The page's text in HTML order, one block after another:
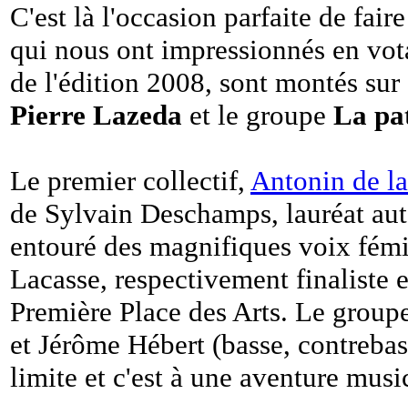
C'est là l'occasion parfaite de
qui nous ont impressionnés en
de l'édition 2008, sont montés
Pierre Lazeda et le groupe La
Le premier collectif, Antonin de
de Sylvain Deschamps, lauréat
entouré des magnifiques voix
Lacasse, respectivement finaliste
Première Place des Arts. Le
et Jérôme Hébert (basse,
limite et c'est à une aventure